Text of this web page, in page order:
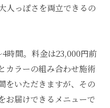
人っぽさを両立できるの
時間。料金は23,000円前
カラーの組み合わせ施術
をいただきますが、その
お届けできるメニューで